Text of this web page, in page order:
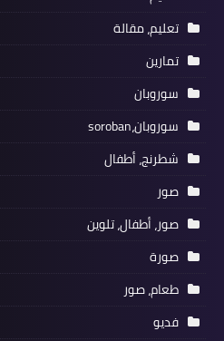
تعليم، مقالة
تمارين
سوروبان
سوروبان،soroban
شطرنج، أطفال
صور
صور، أطفال، تلوين
صورة
طعام، صور
فديو